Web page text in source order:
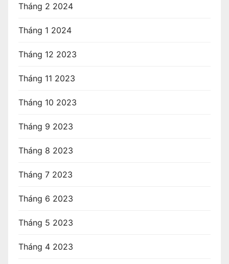
Tháng 2 2024
Tháng 1 2024
Tháng 12 2023
Tháng 11 2023
Tháng 10 2023
Tháng 9 2023
Tháng 8 2023
Tháng 7 2023
Tháng 6 2023
Tháng 5 2023
Tháng 4 2023